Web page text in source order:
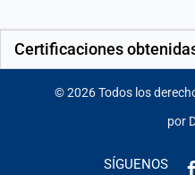
Certificaciones
©2026Todos los
por
SÍGUENOS